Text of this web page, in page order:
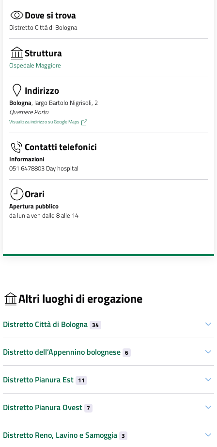
Dove si trova
Distretto Città di Bologna
Struttura
Ospedale Maggiore
Indirizzo
Bologna, largo Bartolo Nigrisoli, 2
Quartiere Porto
Visualizza indirizzo su Google Maps
Contatti telefonici
Informazioni
051 6478803 Day hospital
Orari
Apertura pubblico
da lun a ven dalle 8 alle 14
Altri luoghi di erogazione
Distretto Città di Bologna 34
Distretto dell’Appennino bolognese 6
Distretto Pianura Est 11
Distretto Pianura Ovest 7
Distretto Reno, Lavino e Samoggia 3